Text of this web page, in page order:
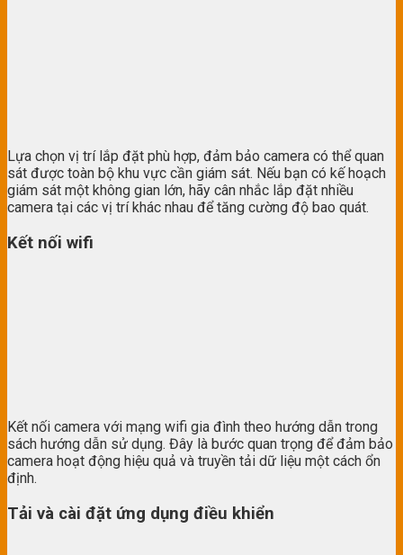
Lựa chọn vị trí lắp đặt phù hợp, đảm bảo camera có thể quan
sát được toàn bộ khu vực cần giám sát. Nếu bạn có kế hoạch
giám sát một không gian lớn, hãy cân nhắc lắp đặt nhiều
camera tại các vị trí khác nhau để tăng cường độ bao quát.
Kết nối wifi
Kết nối camera với mạng wifi gia đình theo hướng dẫn trong
sách hướng dẫn sử dụng. Đây là bước quan trọng để đảm bảo
camera hoạt động hiệu quả và truyền tải dữ liệu một cách ổn
định.
Tải và cài đặt ứng dụng điều khiển